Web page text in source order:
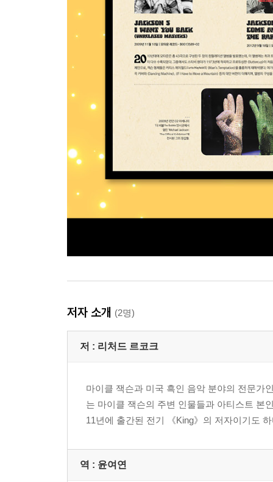
저자 소개 (2명)
저 : 리처드 르코크
마이클 잭슨과 미국 흑인 음악 분야의 전문가
는 마이클 잭슨의 주변 인물들과 아티스트 본
11년에 출간된 전기 《King》의 저자이기도
역 : 윤여연